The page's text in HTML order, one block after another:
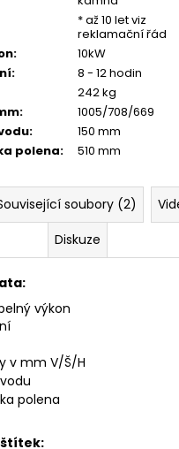
* až 10 let viz
reklamační řád
:
10kW
:
8 - 12 hodin
242 kg
:
1005/708/669
:
150 mm
polena: 510 mm
soubory (2)
Diskuze
výkon
v mm V/Š/H
polena